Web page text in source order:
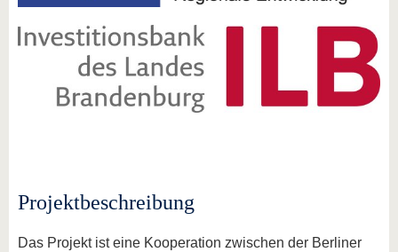
Projektbeschreibung
Das Projekt ist eine Kooperation zwischen der Berliner